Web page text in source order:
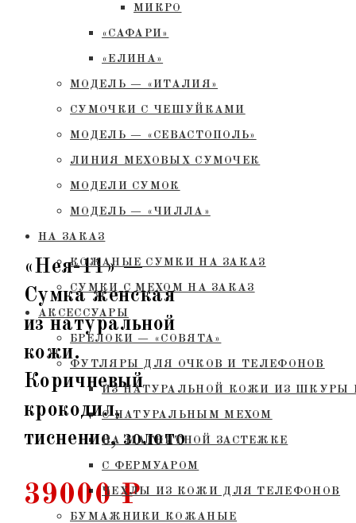
МИКРО
«САФАРИ»
«ЕЛИНА»
МОДЕЛЬ — «ИТАЛИЯ»
СУМОЧКИ С ЧЕШУЙКАМИ
МОДЕЛЬ — «СЕВАСТОПОЛЬ»
ЛИНИЯ МЕХОВЫХ СУМОЧЕК
МОДЕЛИ СУМОК
МОДЕЛЬ — «ЧИЛЛА»
НА ЗАКАЗ
КОЖАНЫЕ СУМКИ НА ЗАКАЗ
СУМКИ С МЕХОМ НА ЗАКАЗ
АКСЕССУАРЫ
БРЕЛОКИ — «СОВЯТА»
ФУТЛЯРЫ ДЛЯ ОЧКОВ И ТЕЛЕФОНОВ
ИЗ НАТУРАЛЬНОЙ КОЖИ ИЗ ШКУРЫ
С НАТУРАЛЬНЫМ МЕХОМ
НА МАГНИТНОЙ ЗАСТЕЖКЕ
С ФЕРМУАРОМ
ЧЕХЛЫ ИЗ КОЖИ ДЛЯ ТЕЛЕФОНОВ
БУМАЖНИКИ КОЖАНЫЕ
«Нея-11» —
Сумка женская
из натуральной
кожи.
Коричневый
крокодил,
тиснение, золото
39000₽